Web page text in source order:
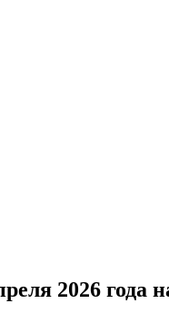
2026 года